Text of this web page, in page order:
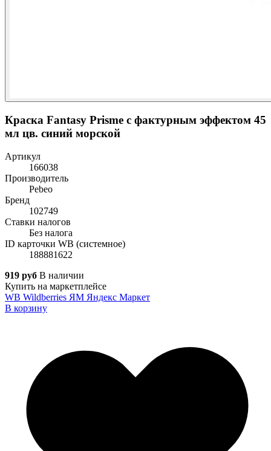
Краска Fantasy Prisme с фактурным эффектом 45
мл цв. синий морской
Артикул
166038
Производитель
Pebeo
Бренд
102749
Ставки налогов
Без налога
ID карточки WB (системное)
188881622
919 руб В наличии
Купить на маркетплейсе
WB Wildberries ЯМ Яндекс Маркет
В корзину